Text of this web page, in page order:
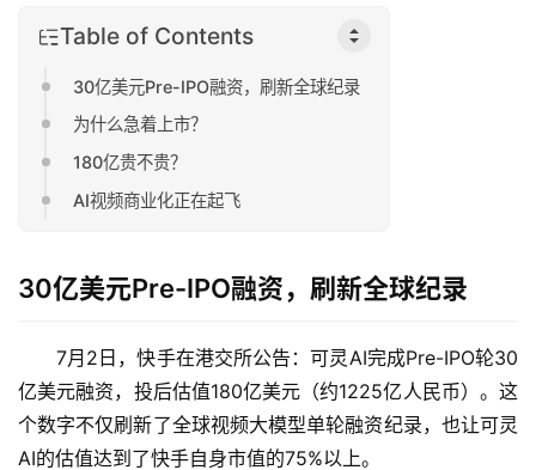
Table of Contents
30亿美元Pre-IPO融资，刷新全球纪录
为什么急着上市？
180亿贵不贵？
AI视频商业化正在起飞
30亿美元Pre-IPO融资，刷新全球纪录
7月2日，快手在港交所公告：可灵AI完成Pre-IPO轮30
亿美元融资，投后估值180亿美元（约1225亿人民币）。这
个数字不仅刷新了全球视频大模型单轮融资纪录，也让可灵
AI的估值达到了快手自身市值的75%以上。